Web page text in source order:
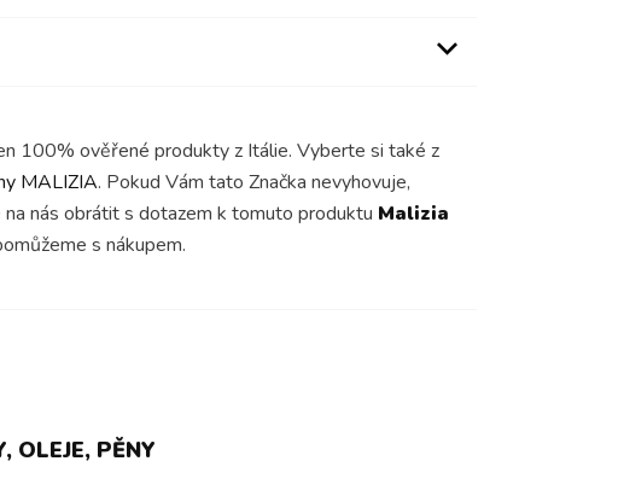
100% ověřené produkty z Itálie. Vyberte si také z
MALIZIA. Pokud Vám tato Značka nevyhovuje,
nás obrátit s dotazem k tomuto produktu Malizia
s nákupem.
OLEJE, PĚNY